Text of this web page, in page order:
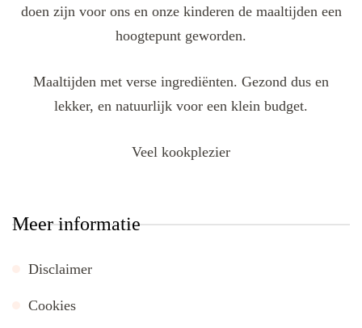
doen zijn voor ons en onze kinderen de maaltijden een
hoogtepunt geworden.
Maaltijden met verse ingrediënten. Gezond dus en
lekker, en natuurlijk voor een klein budget.
Veel kookplezier
Meer informatie
Disclaimer
Cookies